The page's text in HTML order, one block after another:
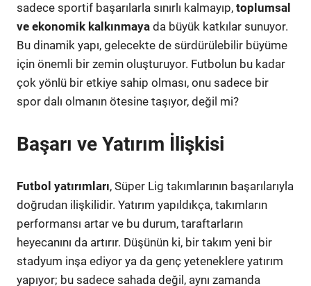
sadece sportif başarılarla sınırlı kalmayıp, toplumsal
ve ekonomik kalkınmaya da büyük katkılar sunuyor.
Bu dinamik yapı, gelecekte de sürdürülebilir büyüme
için önemli bir zemin oluşturuyor. Futbolun bu kadar
çok yönlü bir etkiye sahip olması, onu sadece bir
spor dalı olmanın ötesine taşıyor, değil mi?
Başarı ve Yatırım İlişkisi
Futbol yatırımları, Süper Lig takımlarının başarılarıyla
doğrudan ilişkilidir. Yatırım yapıldıkça, takımların
performansı artar ve bu durum, taraftarların
heyecanını da artırır. Düşünün ki, bir takım yeni bir
stadyum inşa ediyor ya da genç yeteneklere yatırım
yapıyor; bu sadece sahada değil, aynı zamanda